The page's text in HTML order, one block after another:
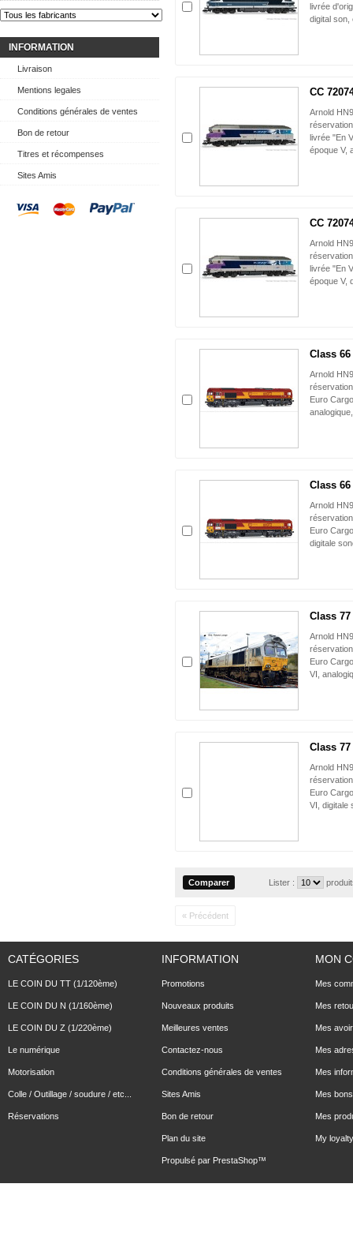
INFORMATION
Livraison
Mentions legales
Conditions générales de ventes
Bon de retour
Titres et récompenses
Sites Amis
livrée
digital son,
CC
Arnold
livrée "En
époque V,
CC
Arnold
livrée "En
époque V,
Class
Arnold
Euro
Class
Arnold
Euro
digitale
Class
Arnold
Euro
VI,
Class
Arnold
Euro
VI, digitale
Lister :
« Précédent
CATÉGORIES
LE COIN DU TT (1/120ème)
LE COIN DU N (1/160ème)
LE COIN DU Z (1/220ème)
Le numérique
Motorisation
Colle / Outillage / soudure / etc...
Réservations
INFORMATION
Promotions
Nouveaux produits
Meilleures ventes
Contactez-nous
Conditions générales de ventes
Sites Amis
Bon de retour
Plan du site
Propulsé par PrestaShop™
MON
Mes
Mes
Mes
Mes
Mes
Mes
Mes
My